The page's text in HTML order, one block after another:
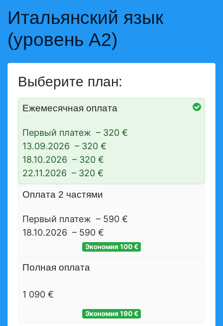
Итальянский язык
(уровень А2)
Выберите план:
Ежемесячная оплата
Первый платеж – 320 €
13.09.2026 – 320 €
18.10.2026 – 320 €
22.11.2026 – 320 €
Оплата 2 частями
Первый платеж – 590 €
18.10.2026 – 590 €
Экономия 100 €
Полная оплата
1 090 €
Экономия 190 €